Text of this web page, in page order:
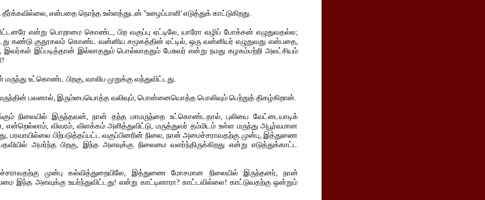
என்பதை நொந்த உள்ளத்துடன் "உழைப்பாளி' எடுத்துக் காட்டுகிறது.
என்று பொறாமை கொண்ட, பிற வகுப்பு ஏட்டிலே, யாரோ வழிப் போக்கன் எழுதுவதல்ல;
கண்டு குதூகலம் கொண்ட வன்னிய சமூகத்தின் ஏட்டில், ஒரு வன்னியர் எழுதுவது என்பதை,
இவர்கள் இப்படித்தான் இல்லாததும் பொல்லாததும் பேசுவர் என்று நமது கழகம்பற்றி அலட்சியம்
உட்கொண்ட பிறகு, வாலிப முறுக்கு வந்துவிட்டது.
பலனால், இரும்பையொத்த வலிவும், பொன்னையொத்த பொலிவும் பெற்றுத் திகழ்கிறான்.
நிலையில் இருந்தவன், நான் தந்த மாமருந்தை உட்கொண்டதால், புலியை வேட்டையாடிக்
என்றெல்லாம், விவரம், விளக்கம் அளித்துவிட்டு, மருத்துவர் தம்மிடம் உள்ள மருந்து அபூர்வமான
பரவாயில்லை பிற்படுத்தப்பட்ட வகுப்பினரின் நிலை, நான் அமைச்சராவதற்கு முன்பு, இத்துணை
அமர்ந்த பிறகு, இந்த அளவுக்கு நிலைமை வளர்ந்திருக்கிறது என்று எடுத்துக்காட்ட
முன்பு கல்வித்துறையிலே, இத்துணை மோசமான நிலையில் இருந்தனர், நான்
இந்த அளவுக்கு உயர்ந்துவிட்டது! என்று காட்டினாரா? காட்டவில்லை! காட்டுவதற்கு ஒன்றும்